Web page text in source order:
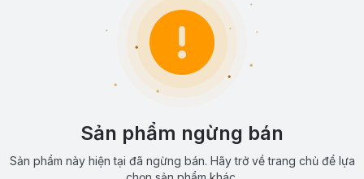
Sản phẩm ngừng bán
Sản phẩm này hiện tại đã ngừng bán. Hãy trở về trang chủ để lựa